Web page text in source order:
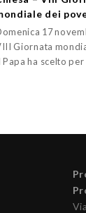
dei
17
Giornata
Papa ha scelto